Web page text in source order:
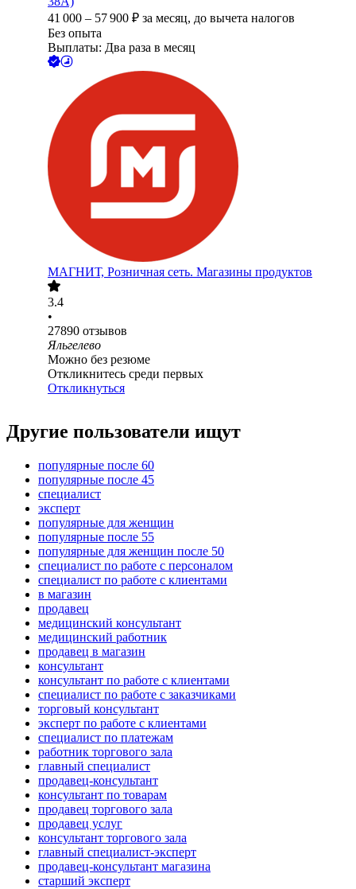
41 000 – 57 900 ₽ за месяц, до вычета налогов
Без опыта
Выплаты: Два раза в месяц
МАГНИТ, Розничная сеть. Магазины продуктов
3.4
•
27890 отзывов
Яльгелево
Можно без резюме
Откликнитесь среди первых
Откликнуться
Другие пользователи ищут
популярные после 60
популярные после 45
специалист
эксперт
популярные для женщин
популярные после 55
популярные для женщин после 50
специалист по работе с персоналом
специалист по работе с клиентами
в магазин
продавец
медицинский консультант
медицинский работник
продавец в магазин
консультант
консультант по работе с клиентами
специалист по работе с заказчиками
торговый консультант
эксперт по работе с клиентами
специалист по платежам
работник торгового зала
главный специалист
продавец-консультант
консультант по товарам
продавец торгового зала
продавец услуг
консультант торгового зала
главный специалист-эксперт
продавец-консультант магазина
старший эксперт